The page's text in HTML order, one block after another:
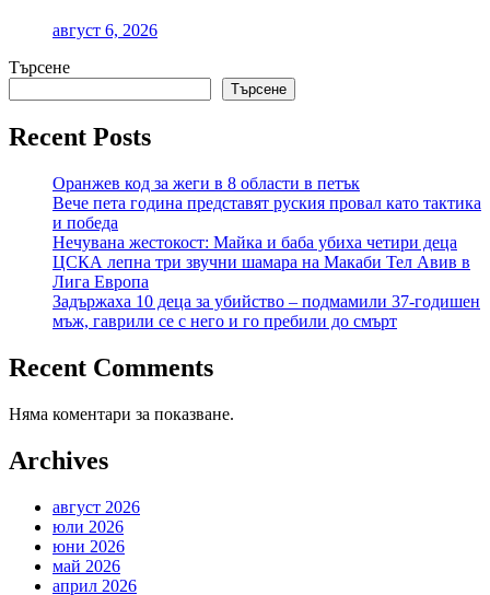
август 6, 2026
Търсене
Търсене
Recent Posts
Оранжев код за жеги в 8 области в петък
Вече пета година представят руския провал като тактика
и победа
Нечувана жестокост: Майка и баба убиха четири деца
ЦСКА лепна три звучни шамара на Макаби Тел Авив в
Лига Европа
Задържаха 10 деца за убийство – подмамили 37-годишен
мъж, гаврили се с него и го пребили до смърт
Recent Comments
Няма коментари за показване.
Archives
август 2026
юли 2026
юни 2026
май 2026
април 2026